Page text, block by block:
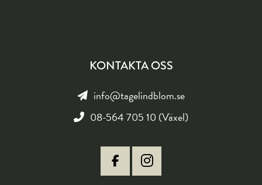
KONTAKTA OSS
info@tagelindblom.se
08-564 705 10 (Växel)